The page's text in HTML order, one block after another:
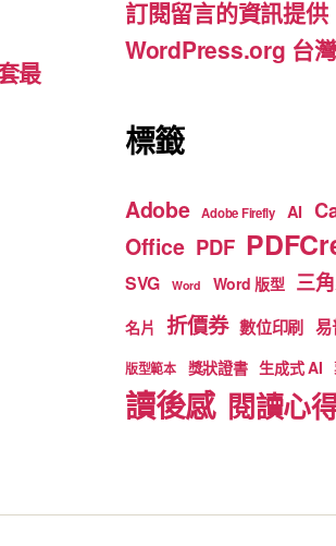
最
k
訂閱留言的資訊提供
WordPress.org 台
標籤
Adobe Adobe Firefly AI
Office PDF
SVG Word Word 版型 三
名片 折價券 數位印刷 易
版型範本 獎狀證書 生成式 AI
讀後感 閱讀心